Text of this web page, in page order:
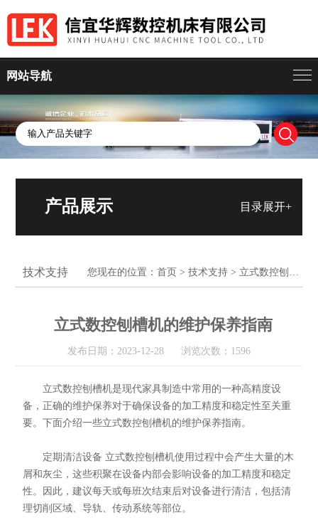
网站导航
目录展开+
产品展示
技术支持 您现在的位置：首页 >技术支持 > 立式数控刨槽机的维护保养指南
立式数控刨槽机的维护保养指南
发布日期：2023-12-28 浏览次数：1596
立式数控刨槽机是现代家具制造中常用的一种高精度设
备，正确的维护保养对于确保设备的加工精度和稳定性至关重
要。下面介绍一些立式数控刨槽机的维护保养指南。
定期清洁设备 立式数控刨槽机使用过程中会产生大量的木
屑和灰尘，这些积聚在设备内部会影响设备的加工精度和稳定
性。因此，建议每天或每班次结束后对设备进行清洁，包括清
理切削区域、导轨、传动系统等部位。